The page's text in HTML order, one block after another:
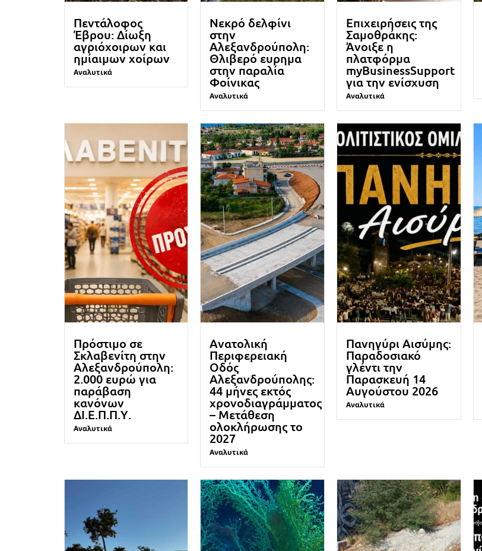
Πεντάλοφος
Έβρου: Δίωξη
αγριόχοιρων και
ημίαιμων χοίρων
Αναλυτικά
Νεκρό δελφίνι
στην
Αλεξανδρούπολη:
Θλιβερό ευρημα
στην παραλία
Φοίνικας
Αναλυτικά
Επιχειρήσεις της
Σαμοθράκης:
Άνοιξε η
πλατφόρμα
myBusinessSupport
για την ενίσχυση
Αναλυτικά
Πρόστιμο σε
Σκλαβενίτη στην
Αλεξανδρούπολη:
2.000 ευρώ για
παράβαση
κανόνων
ΔΙ.Ε.Π.Π.Υ.
Αναλυτικά
Ανατολική
Περιφερειακή
Οδός
Αλεξανδρούπολης:
44 μήνες εκτός
χρονοδιαγράμματος
– Μετάθεση
ολοκλήρωσης το
2027
Αναλυτικά
Πανηγύρι Αισύμης:
Παραδοσιακό
γλέντι την
Παρασκευή 14
Αυγούστου 2026
Αναλυτικά